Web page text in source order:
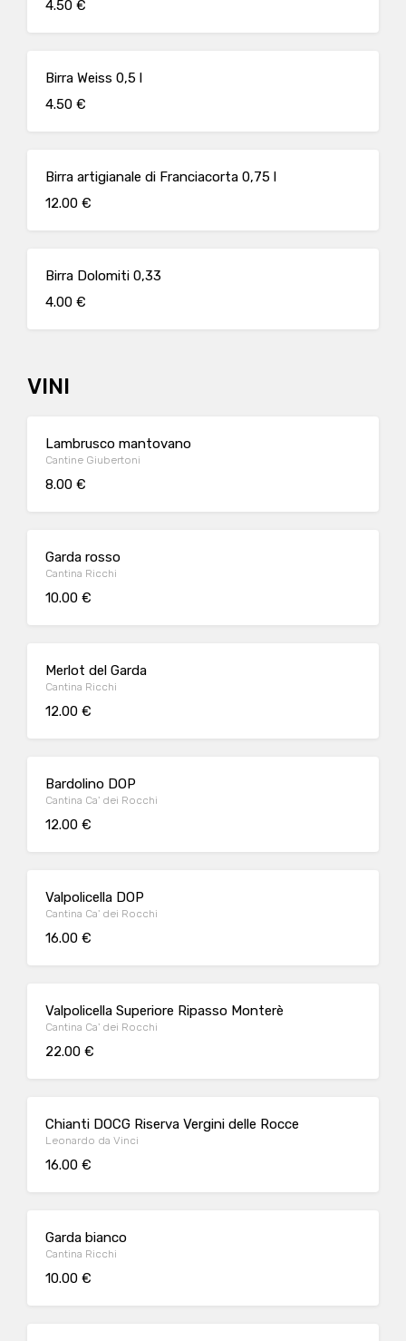
4.50 €
Birra Weiss 0,5 l
4.50 €
Birra artigianale di Franciacorta 0,75 l
12.00 €
Birra Dolomiti 0,33
4.00 €
VINI
Lambrusco mantovano
Cantine Giubertoni
8.00 €
Garda rosso
Cantina Ricchi
10.00 €
Merlot del Garda
Cantina Ricchi
12.00 €
Bardolino DOP
Cantina Ca' dei Rocchi
12.00 €
Valpolicella DOP
Cantina Ca' dei Rocchi
16.00 €
Valpolicella Superiore Ripasso Monterè
Cantina Ca' dei Rocchi
22.00 €
Chianti DOCG Riserva Vergini delle Rocce
Leonardo da Vinci
16.00 €
Garda bianco
Cantina Ricchi
10.00 €